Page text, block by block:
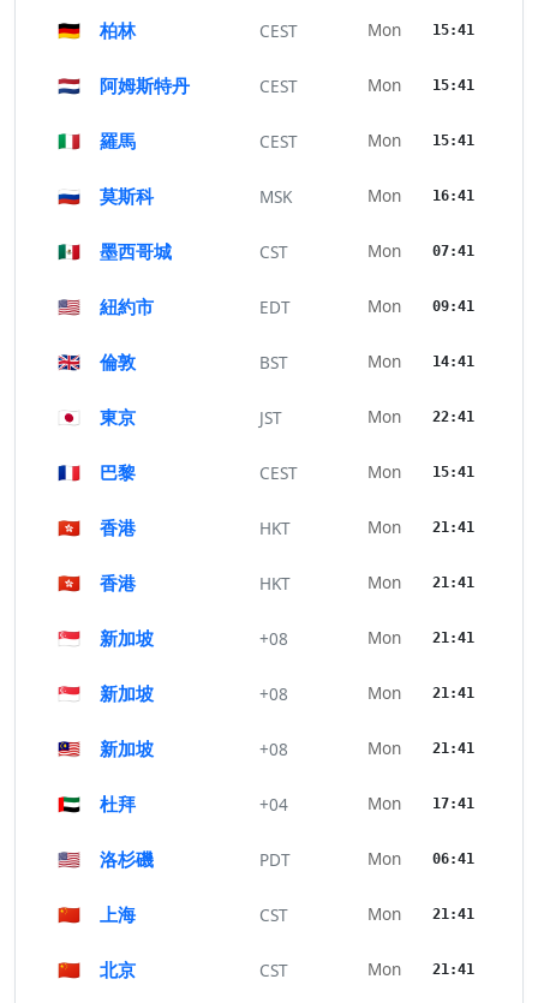
🇩🇪 柏林 CEST Mon 15:41
🇳🇱 阿姆斯特丹 CEST Mon 15:41
🇮🇹 羅馬 CEST Mon 15:41
🇷🇺 莫斯科 MSK Mon 16:41
🇲🇽 墨西哥城 CST Mon 07:41
🇺🇸 紐約市 EDT Mon 09:41
🇬🇧 倫敦 BST Mon 14:41
🇯🇵 東京 JST Mon 22:41
🇫🇷 巴黎 CEST Mon 15:41
🇭🇰 香港 HKT Mon 21:41
🇭🇰 香港 HKT Mon 21:41
🇸🇬 新加坡 +08 Mon 21:41
🇸🇬 新加坡 +08 Mon 21:41
🇲🇾 新加坡 +08 Mon 21:41
🇦🇪 杜拜 +04 Mon 17:41
🇺🇸 洛杉磯 PDT Mon 06:41
🇨🇳 上海 CST Mon 21:41
🇨🇳 北京 CST Mon 21:41